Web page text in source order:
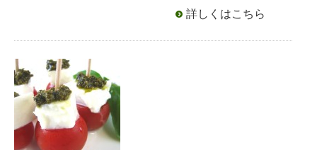
詳しくはこちら